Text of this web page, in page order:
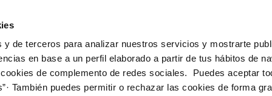
y de terceros para analizar nuestros servicios y mostrarte
en base a un perfil elaborado a partir de tus hábitos de
de complemento de redes sociales. Puedes aceptar
También puedes permitir o rechazar las cookies de forma
MODIFICACIÓN DE DATOS
Tu Servicio
AL CLIENTE
COMPROMISO DE SERVICIO
Tu Agua
CUIDADOS DEL AGUA
Conócenos
CONTRATACIÓN
Nuestros